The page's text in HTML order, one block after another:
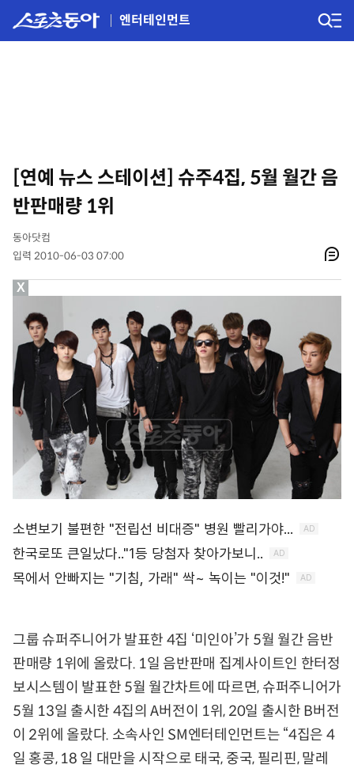
엔터테인먼트
[연예 뉴스 스테이션] 슈주4집, 5월 월간 음
반판매량 1위
동아닷컴
입력 2010-06-03 07:00
그룹 슈퍼주니어가 발표한 4집 ‘미인아’가 5월 월간 음반
판매량 1위에 올랐다. 1일 음반판매 집계사이트인 한터정
보시스템이 발표한 5월 월간차트에 따르면, 슈퍼주니어가
5월 13일 출시한 4집의 A버전이 1위, 20일 출시한 B버전
이 2위에 올랐다. 소속사인 SM엔터테인먼트는 “4집은 4
일 홍콩, 18 일 대만을 시작으로 태국, 중국, 필리핀, 말레
X